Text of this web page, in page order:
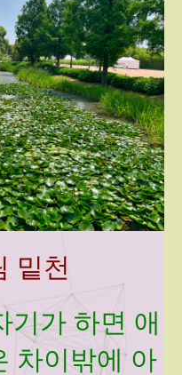
밑천
기가 하면 애
차이밖에 아